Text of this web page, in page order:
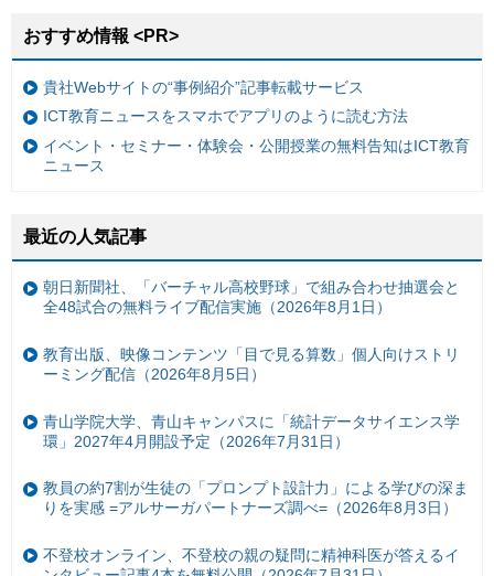
おすすめ情報 <PR>
貴社Webサイトの“事例紹介”記事転載サービス
ICT教育ニュースをスマホでアプリのように読む方法
イベント・セミナー・体験会・公開授業の無料告知はICT教育
ニュース
最近の人気記事
朝日新聞社、「バーチャル高校野球」で組み合わせ抽選会と
全48試合の無料ライブ配信実施（2026年8月1日）
教育出版、映像コンテンツ「目で見る算数」個人向けストリ
ーミング配信（2026年8月5日）
青山学院大学、青山キャンパスに「統計データサイエンス学
環」2027年4月開設予定（2026年7月31日）
教員の約7割が生徒の「プロンプト設計力」による学びの深ま
りを実感 =アルサーガパートナーズ調べ=（2026年8月3日）
不登校オンライン、不登校の親の疑問に精神科医が答えるイ